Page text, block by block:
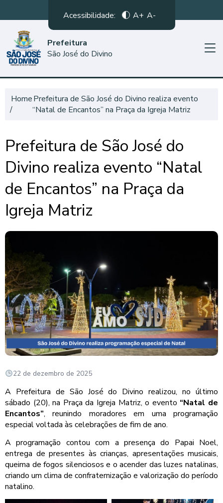
Acessibilidade: A+ A-
Prefeitura
São José do Divino
HomePrefeitura de São José do Divino realiza evento
“Natal de Encantos” na Praça da Igreja Matriz
Prefeitura de São José do
Divino realiza evento “Natal
de Encantos” na Praça da
Igreja Matriz
22 de dezembro de 2025
A Prefeitura de São José do Divino realizou, no último
sábado (20), na Praça da Igreja Matriz, o evento “Natal de
Encantos”, reunindo moradores em uma programação
especial voltada às celebrações de fim de ano.
A programação contou com a presença do Papai Noel,
entrega de presentes às crianças, apresentações musicais,
queima de fogos silenciosos e o acender das luzes natalinas,
criando um clima de confraternização e valorização do período
natalino.